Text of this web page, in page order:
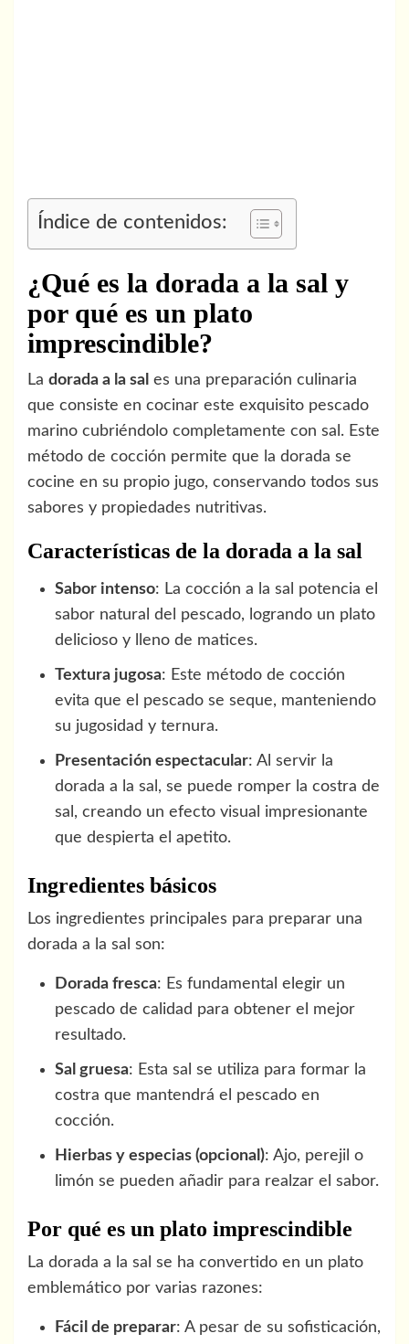
Índice de contenidos:
¿Qué es la dorada a la sal y
por qué es un plato
imprescindible?
La dorada a la sal es una preparación culinaria
que consiste en cocinar este exquisito pescado
marino cubriéndolo completamente con sal. Este
método de cocción permite que la dorada se
cocine en su propio jugo, conservando todos sus
sabores y propiedades nutritivas.
Características de la dorada a la sal
Sabor intenso: La cocción a la sal potencia el
sabor natural del pescado, logrando un plato
delicioso y lleno de matices.
Textura jugosa: Este método de cocción
evita que el pescado se seque, manteniendo
su jugosidad y ternura.
Presentación espectacular: Al servir la
dorada a la sal, se puede romper la costra de
sal, creando un efecto visual impresionante
que despierta el apetito.
Ingredientes básicos
Los ingredientes principales para preparar una
dorada a la sal son:
Dorada fresca: Es fundamental elegir un
pescado de calidad para obtener el mejor
resultado.
Sal gruesa: Esta sal se utiliza para formar la
costra que mantendrá el pescado en
cocción.
Hierbas y especias (opcional): Ajo, perejil o
limón se pueden añadir para realzar el sabor.
Por qué es un plato imprescindible
La dorada a la sal se ha convertido en un plato
emblemático por varias razones:
Fácil de preparar: A pesar de su sofisticación,